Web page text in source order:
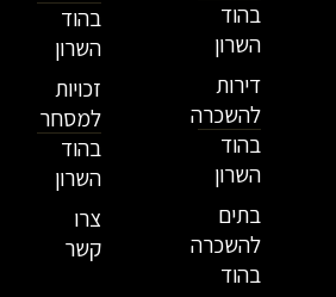
בהוד
השרון
דירות
להשכרה
בהוד
השרון
בתים
להשכרה
בהוד
בהוד
השרון
זכויות
למסחר
בהוד
השרון
צרו
קשר